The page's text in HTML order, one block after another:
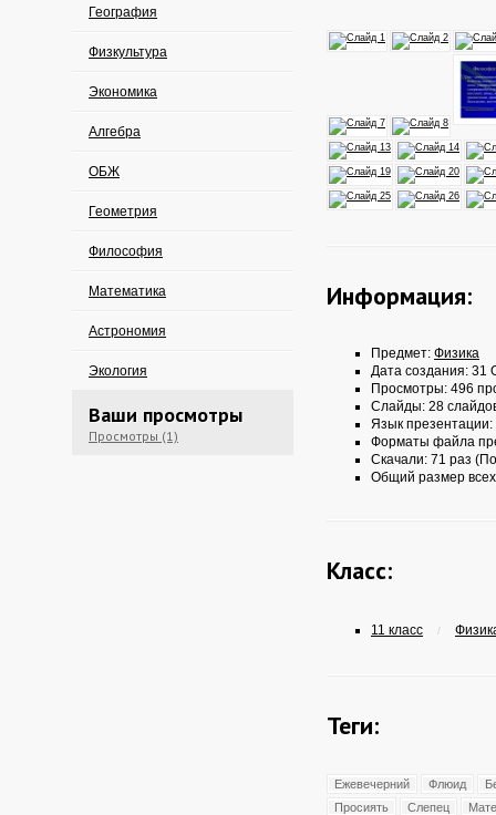
География
Физкультура
Экономика
Алгебра
ОБЖ
Геометрия
Философия
Математика
Астрономия
Экология
Ваши просмотры
Просмотры (1)
Информация:
Предмет: Физика
Дата создания: 31
Просмотры: 496
Слайды: 28
Язык презентации:
Форматы файла
Скачали: 71 раз
Общий размер
Класс:
11 класс /
Теги:
Ежевечерний Флюид
Просиять
Слепец